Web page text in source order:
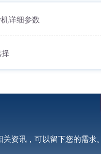
详细参数
资讯，可以留下您的需求。